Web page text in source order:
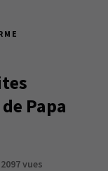
Papa
2097 vues